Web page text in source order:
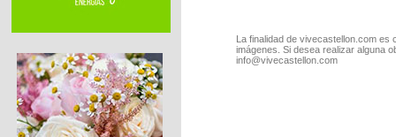
La finalidad de vivecastellon.com
imágenes. Si desea realizar alguna
info@vivecastellon.com